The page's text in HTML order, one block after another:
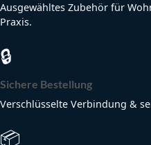
Ausgewähltes Zubehör für
Praxis.
🔒
Sichere Bestellung
Verschlüsselte Verbindung &
📦